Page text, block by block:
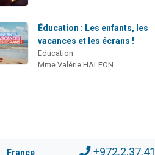
Éducation : Les enfants, les
vacances et les écrans !
Education
Mme Valérie HALFON
France